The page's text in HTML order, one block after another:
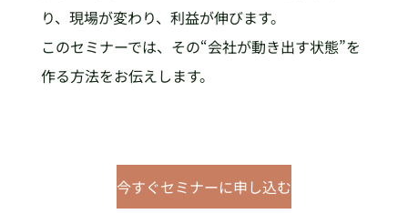
り、現場が変わり、利益が伸びます。
このセミナーでは、その“会社が動き出す状態”を
作る方法をお伝えします。
今すぐセミナーに申し込む